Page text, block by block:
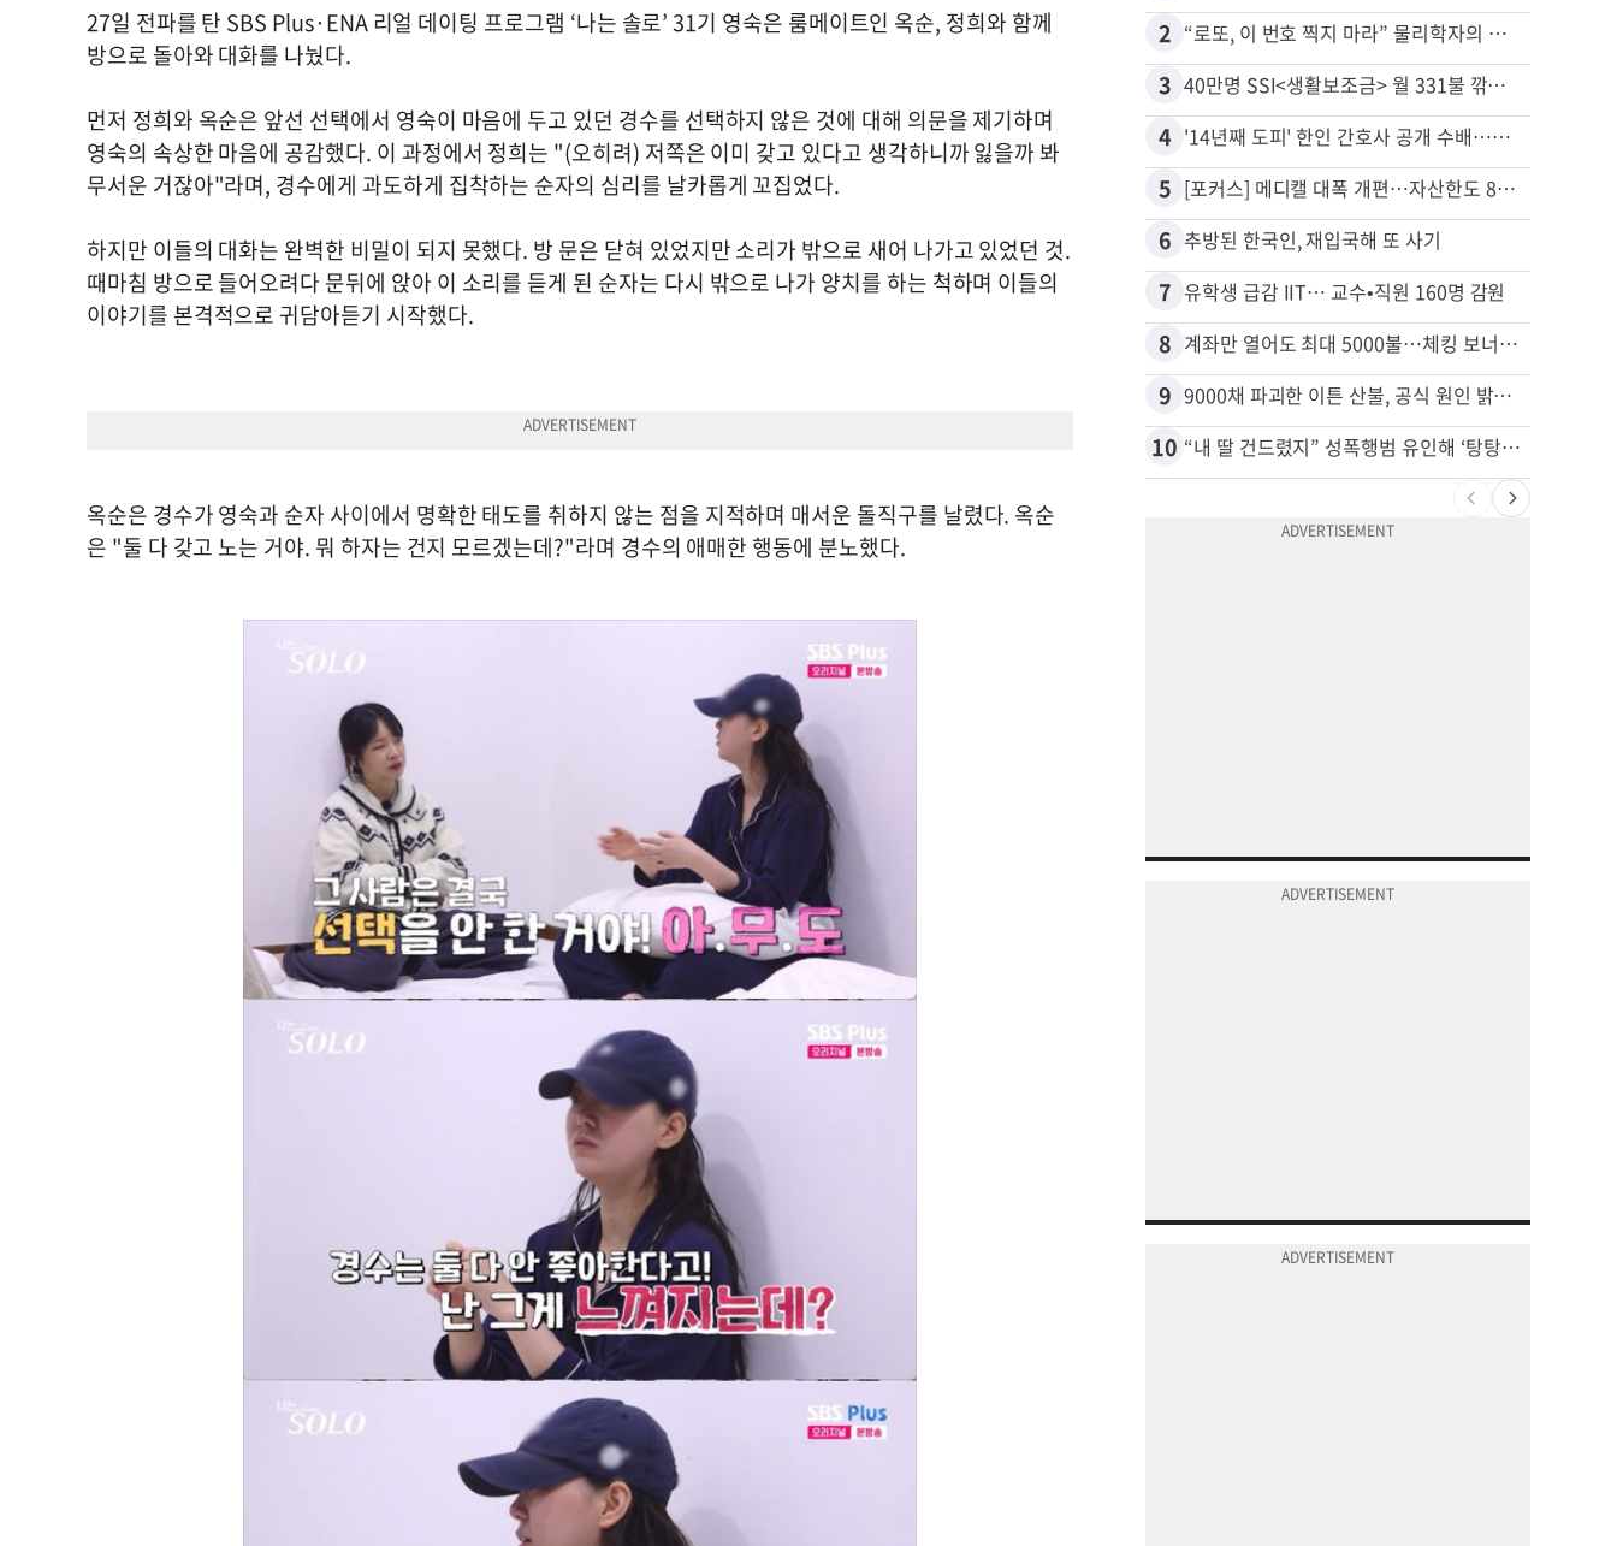
27일 전파를 탄 SBS Plus·ENA 리얼 데이팅 프로그램 ‘나는 솔로’ 31기 영숙은 룸메이트인 옥순, 정희와 함께
방으로 돌아와 대화를 나눴다.
먼저 정희와 옥순은 앞선 선택에서 영숙이 마음에 두고 있던 경수를 선택하지 않은 것에 대해 의문을 제기하며
영숙의 속상한 마음에 공감했다. 이 과정에서 정희는 "(오히려) 저쪽은 이미 갖고 있다고 생각하니까 잃을까 봐
무서운 거잖아"라며, 경수에게 과도하게 집착하는 순자의 심리를 날카롭게 꼬집었다.
하지만 이들의 대화는 완벽한 비밀이 되지 못했다. 방 문은 닫혀 있었지만 소리가 밖으로 새어 나가고 있었던 것.
때마침 방으로 들어오려다 문뒤에 앉아 이 소리를 듣게 된 순자는 다시 밖으로 나가 양치를 하는 척하며 이들의
이야기를 본격적으로 귀담아듣기 시작했다.
옥순은 경수가 영숙과 순자 사이에서 명확한 태도를 취하지 않는 점을 지적하며 매서운 돌직구를 날렸다. 옥순
은 "둘 다 갖고 노는 거야. 뭐 하자는 건지 모르겠는데?"라며 경수의 애매한 행동에 분노했다.
2 “로또, 이 번호 찍지 마라” 물리학자의 당첨금 높이는 비밀
3 40만명 SSI<생활보조금> 월 331불 깎이나
4 '14년째 도피' 한인 간호사 공개 수배…메디케어 사기 유죄
5 [포커스] 메디캘 대폭 개편…자산한도 84% 축소
6 추방된 한국인, 재입국해 또 사기
7 유학생 급감 IIT… 교수•직원 160명 감원
8 계좌만 열어도 최대 5000불…체킹 보너스 무한 경쟁
9 9000채 파괴한 이튼 산불, 공식 원인 밝혀졌다
10 “내 딸 건드렸지” 성폭행범 유인해 ‘탕탕’…아빠의 복수 결말